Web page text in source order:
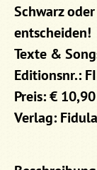
Schwarz
entscheiden!
Texte &
Editionsnr.:
Preis: €
Verlag: